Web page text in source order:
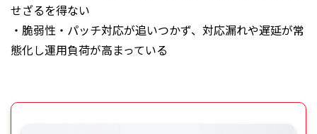
せざるを得ない
・脆弱性・パッチ対応が追いつかず、対応漏れや遅延が常
態化し運用負荷が高まっている